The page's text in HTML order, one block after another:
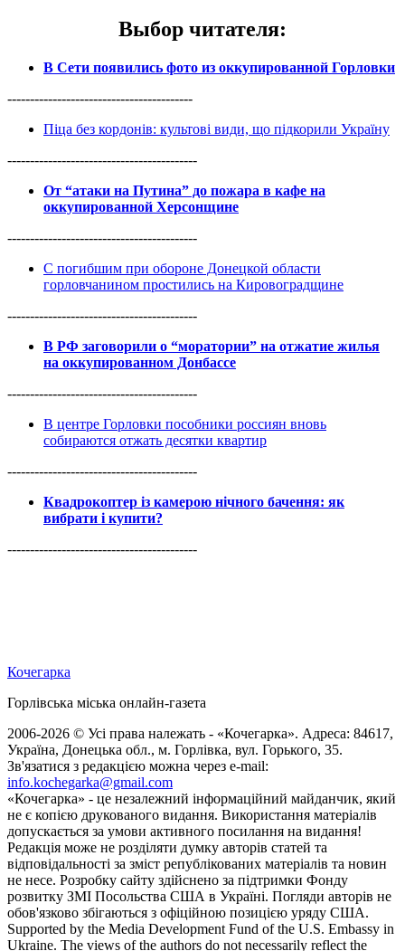
Выбор читателя:
В Сети появились фото из оккупированной Горловки
-----------------------------------------
Піца без кордонів: культові види, що підкорили Україну
------------------------------------------
От “атаки на Путина” до пожара в кафе на
оккупированной Херсонщине
------------------------------------------
С погибшим при обороне Донецкой области
горловчанином простились на Кировоградщине
------------------------------------------
В РФ заговорили о “моратории” на отжатие жилья
на оккупированном Донбассе
------------------------------------------
В центре Горловки пособники россиян вновь
собираются отжать десятки квартир
------------------------------------------
Квадрокоптер із камерою нічного бачення: як
вибрати і купити?
------------------------------------------
Кочегарка
Горлівська міська онлайн-газета
2006-2026 © Усі права належать - «Кочегарка». Адреса: 84617,
Україна, Донецька обл., м. Горлівка, вул. Горького, 35.
Зв'язатися з редакцією можна через e-mail:
info.kochegarka@gmail.com
«Кочегарка» - це незалежний інформаційний майданчик, який
не є копією друкованого видання. Використання матеріалів
допускається за умови активного посилання на видання!
Редакція може не розділяти думку авторів статей та
відповідальності за зміст републікованих матеріалів та новин
не несе. Розробку сайту здійснено за підтримки Фонду
розвитку ЗМІ Посольства США в Україні. Погляди авторів не
обов'язково збігаються з офіційною позицією уряду США.
Supported by the Media Development Fund of the U.S. Embassy in
Ukraine. The views of the authors do not necessarily reflect the